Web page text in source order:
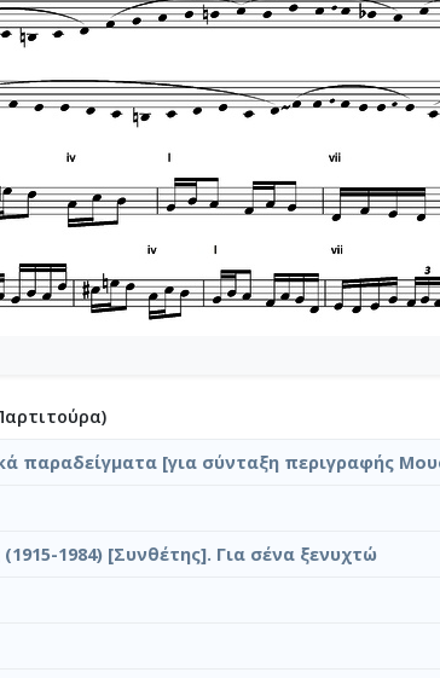
παραδείγματα [για σύνταξη περιγραφής
1984) [Συνθέτης]. Για σένα ξενυχτώ